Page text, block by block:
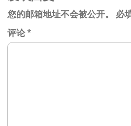
您的邮箱地址不会被公开。 必
评论*